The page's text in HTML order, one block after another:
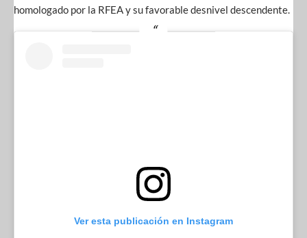
homologado por la RFEA y su favorable desnivel descendente.
Ver esta publicación en Instagram